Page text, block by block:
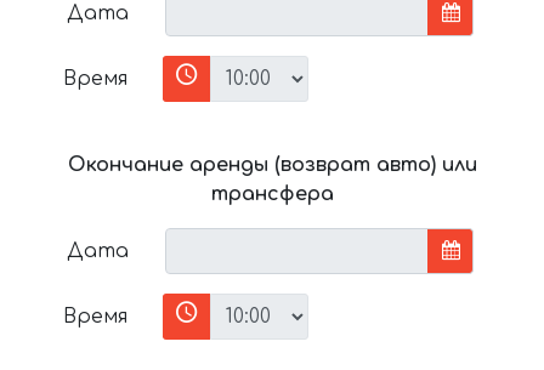
Дата
Время
Окончание аренды (возврат авто) или
трансфера
Дата
Время